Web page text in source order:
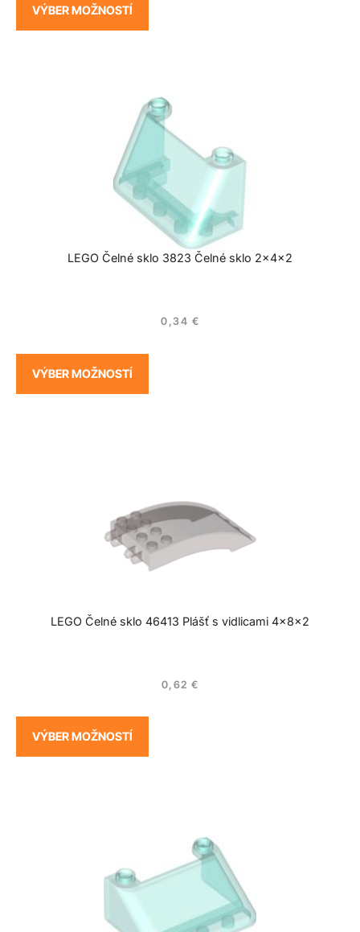
VÝBER MOŽNOSTÍ
LEGO Čelné sklo 3823 Čelné sklo 2x4x2
0,34 €
VÝBER MOŽNOSTÍ
LEGO Čelné sklo 46413 Plášť s vidlicami 4x8x2
0,62 €
VÝBER MOŽNOSTÍ